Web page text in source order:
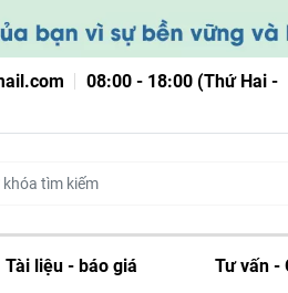
08:00 - 18:00 (Thứ Hai -
Tài liệu - báo giá Tư vấn -